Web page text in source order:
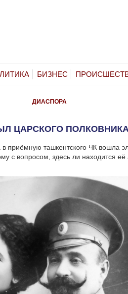
БИЗНЕС
ДИАСПОРА
ЦАРСКОГО
приёмную ташкентского ЧК вошла
с вопросом, здесь ли находится